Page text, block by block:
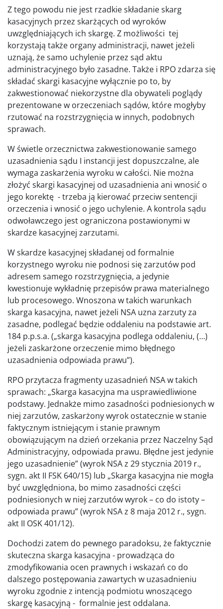
Z tego powodu nie jest rzadkie składanie skarg
kasacyjnych przez skarżących od wyroków
uwzględniających ich skargę. Z możliwości tej
korzystają także organy administracji, nawet jeżeli
uznają, że samo uchylenie przez sąd aktu
administracyjnego było zasadne. Także i RPO zdarza się
składać skargi kasacyjne wyłącznie po to, by
zakwestionować niekorzystne dla obywateli poglądy
prezentowane w orzeczeniach sądów, które mogłyby
rzutować na rozstrzygnięcia w innych, podobnych
sprawach.
W świetle orzecznictwa zakwestionowanie samego
uzasadnienia sądu I instancji jest dopuszczalne, ale
wymaga zaskarżenia wyroku w całości. Nie można
złożyć skargi kasacyjnej od uzasadnienia ani wnosić o
jego korektę - trzeba ją kierować przeciw sentencji
orzeczenia i wnosić o jego uchylenie. A kontrola sądu
odwoławczego jest ograniczona postawionymi w
skardze kasacyjnej zarzutami.
W skardze kasacyjnej składanej od formalnie
korzystnego wyroku nie podnosi się zarzutów pod
adresem samego rozstrzygnięcia, a jedynie
kwestionuje wykładnię przepisów prawa materialnego
lub procesowego. Wnoszona w takich warunkach
skarga kasacyjna, nawet jeżeli NSA uzna zarzuty za
zasadne, podlegać będzie oddaleniu na podstawie art.
184 p.p.s.a. („skarga kasacyjna podlega oddaleniu, (…)
jeżeli zaskarżone orzeczenie mimo błędnego
uzasadnienia odpowiada prawu”).
RPO przytacza fragmenty uzasadnień NSA w takich
sprawach: „Skarga kasacyjna ma usprawiedliwione
podstawy. Jednakże mimo zasadności podniesionych w
niej zarzutów, zaskarżony wyrok ostatecznie w stanie
faktycznym istniejącym i stanie prawnym
obowiązującym na dzień orzekania przez Naczelny Sąd
Administracyjny, odpowiada prawu. Błędne jest jedynie
jego uzasadnienie” (wyrok NSA z 29 stycznia 2019 r.,
sygn. akt II FSK 640/15) lub „Skarga kasacyjna nie mogła
być uwzględniona, bo mimo zasadności części
podniesionych w niej zarzutów wyrok – co do istoty –
odpowiada prawu” (wyrok NSA z 8 maja 2012 r., sygn.
akt II OSK 401/12).
Dochodzi zatem do pewnego paradoksu, że faktycznie
skuteczna skarga kasacyjna - prowadząca do
zmodyfikowania ocen prawnych i wskazań co do
dalszego postępowania zawartych w uzasadnieniu
wyroku zgodnie z intencją podmiotu wnoszącego
skargę kasacyjną - formalnie jest oddalana.